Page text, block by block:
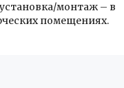
монтаж – в
помещениях.